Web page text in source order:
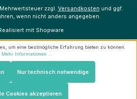
zzgl. Versandkosten und ggf.
wenn nicht anders angegeben.
mit Shopware
um eine bestmögliche Erfahrung bieten zu können.
Mehr Informationen ...
Nur technisch notwendige
Cookies akzeptieren